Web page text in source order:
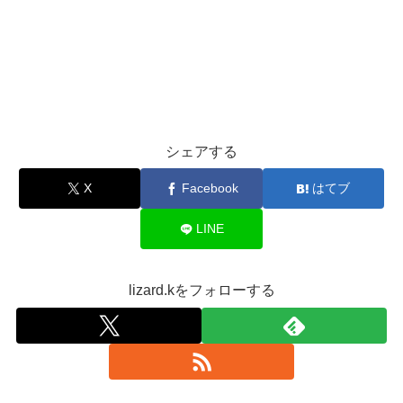
シェアする
X Facebook はてブ
LINE
lizard.kをフォローする